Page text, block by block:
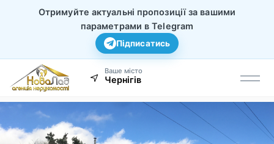
Отримуйте актуальні пропозиції за вашими
параметрами в Telegram
Підписатись
Ваше місто
Чернігів